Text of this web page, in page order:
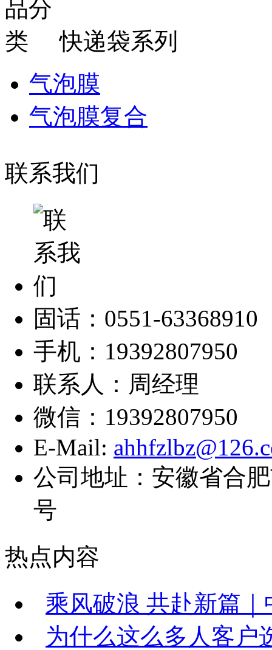
快递袋系列
气泡膜
气泡膜复合
联系我们
固话：0551-63368910
手机：19392807950
联系人：周经理
微信：19392807950
E-Mail:
公司地址：安徽省合
号
热点内容
乘风破浪 共赴新篇｜
为什么这么多人客户